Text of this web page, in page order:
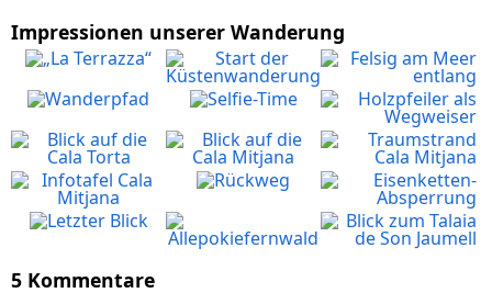
Impressionen unserer Wanderung
5 Kommentare